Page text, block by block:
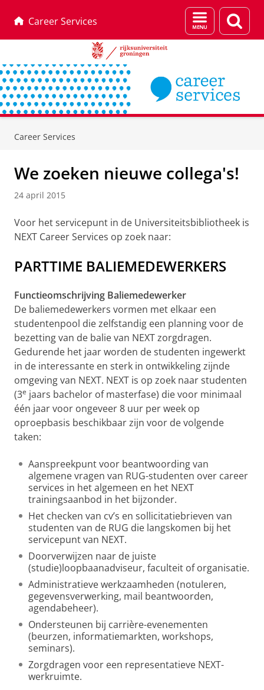
Career Services
Menu
en
Career Services
We zoeken nieuwe collega's!
24 april 2015
Voor het servicepunt in de Universiteitsbibliotheek is
NEXT Career Services op zoek naar:
PARTTIME BALIEMEDEWERKERS
Functieomschrijving Baliemedewerker
De baliemedewerkers vormen met elkaar een
studentenpool die zelfstandig een planning voor de
bezetting van de balie van NEXT zorgdragen.
Gedurende het jaar worden de studenten ingewerkt
in de interessante en sterk in ontwikkeling zijnde
omgeving van NEXT. NEXT is op zoek naar studenten
(3e jaars bachelor of masterfase) die voor minimaal
één jaar voor ongeveer 8 uur per week op
oproepbasis beschikbaar zijn voor de volgende
taken:
Aanspreekpunt voor beantwoording van
algemene vragen van RUG-studenten over career
services in het algemeen en het NEXT
trainingsaanbod in het bijzonder.
Het checken van cv’s en sollicitatiebrieven van
studenten van de RUG die langskomen bij het
servicepunt van NEXT.
Doorverwijzen naar de juiste
(studie)loopbaanadviseur, faculteit of organisatie.
Administratieve werkzaamheden (notuleren,
gegevensverwerking, mail beantwoorden,
agendabeheer).
Ondersteunen bij carrière-evenementen
(beurzen, informatiemarkten, workshops,
seminars).
Zorgdragen voor een representatieve NEXT-
werkruimte.